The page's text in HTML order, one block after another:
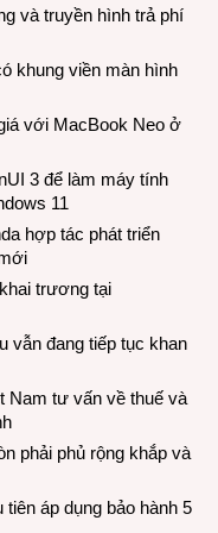
và truyền hình trả phí
khung viền màn hình
với MacBook Neo ở
3 để làm máy tính
11
hợp tác phát triển
trương tại
vẫn đang tiếp tục khan
Nam tư vấn về thuế và
phải phủ rộng khắp và
áp dụng bảo hành 5